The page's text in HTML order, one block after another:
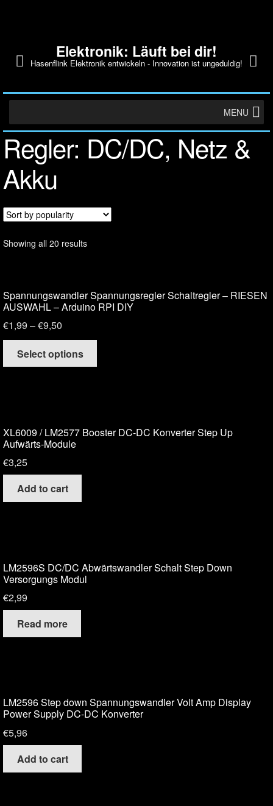
Elektronik: Läuft bei dir!
Hasenflink Elektronik entwickeln - Innovation ist ungeduldig!
MENU
Regler: DC/DC, Netz &
Akku
Showing all 20 results
Spannungswandler Spannungsregler Schaltregler – RIESEN
AUSWAHL – Arduino RPI DIY
€1,99 –€9,50
Select options
XL6009 / LM2577 Booster DC-DC Konverter Step Up
Aufwärts-Module
€3,25
Add to cart
LM2596S DC/DC Abwärtswandler Schalt Step Down
Versorgungs Modul
€2,99
Read more
LM2596 Step down Spannungswandler Volt Amp Display
Power Supply DC-DC Konverter
€5,96
Add to cart